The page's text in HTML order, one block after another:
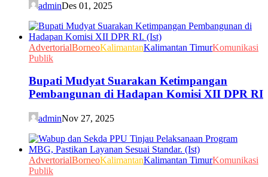
adminDes 01, 2025
AdvertorialBorneoKalimantanKalimantan TimurKomunikasi
Publik
Bupati Mudyat Suarakan Ketimpangan
Pembangunan di Hadapan Komisi XII DPR RI
adminNov 27, 2025
AdvertorialBorneoKalimantanKalimantan TimurKomunikasi
Publik